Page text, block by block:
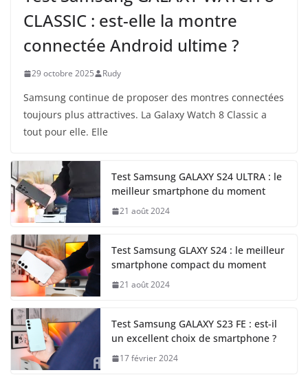
CLASSIC : est-elle la montre
connectée Android ultime ?
29 octobre 2025 Rudy
Samsung continue de proposer des montres connectées
toujours plus attractives. La Galaxy Watch 8 Classic a
tout pour elle. Elle
Test Samsung GALAXY S24 ULTRA : le
meilleur smartphone du moment
21 août 2024
Test Samsung GLAXY S24 : le meilleur
smartphone compact du moment
21 août 2024
Test Samsung GALAXY S23 FE : est-il
un excellent choix de smartphone ?
17 février 2024